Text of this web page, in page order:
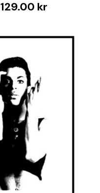
129.00 kr